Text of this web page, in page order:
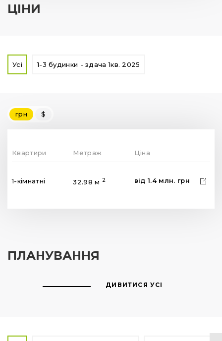
ЦІНИ
Усі 1-3 будинки - здача 1кв. 2025
грн $
Квартири Метраж Ціна
1-кімнатні 32.98 м 2 від 1.4 млн. грн
ПЛАНУВАННЯ
ДИВИТИСЯ УСІ